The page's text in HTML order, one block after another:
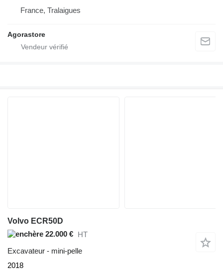
France, Tralaigues
Agorastore
Volvo ECR50D
22.000 € HT
Excavateur - mini-pelle
2018